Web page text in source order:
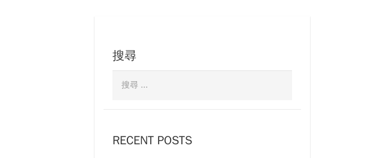
搜尋
RECENT POSTS